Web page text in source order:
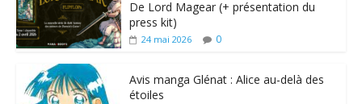
De Lord Magear (+ présentation du
press kit)
24 mai 2026 0
Avis manga Glénat : Alice au-delà des
étoiles